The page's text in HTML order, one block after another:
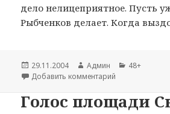
дело нелицеприятное. Пусть
Рыбченков делает. Когда
Опубликовано
29.11.2004 Автор
Админ Рубрики
48+
Добавить комментарий
Голос площади